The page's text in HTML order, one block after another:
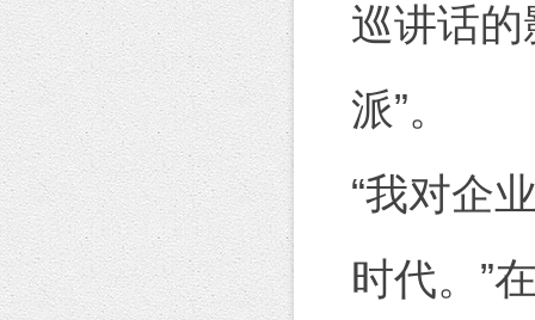
巡讲话的
派”。
“我对企
时代。”